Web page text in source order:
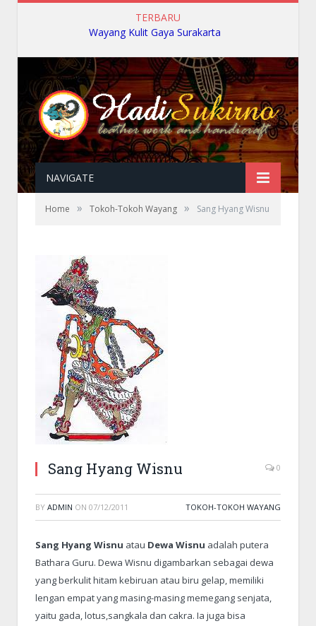
TERBARU
Wayang Kulit Gaya Surakarta
NAVIGATE
Home » Tokoh-Tokoh Wayang » Sang Hyang Wisnu
Sang Hyang Wisnu 0
BY ADMIN ON 07/12/2011 TOKOH-TOKOH WAYANG
Sang Hyang Wisnu atau Dewa Wisnu adalah putera
Bathara Guru. Dewa Wisnu digambarkan sebagai dewa
yang berkulit hitam kebiruan atau biru gelap, memiliki
lengan empat yang masing-masing memegang senjata,
yaitu gada, lotus,sangkala dan cakra. Ia juga bisa